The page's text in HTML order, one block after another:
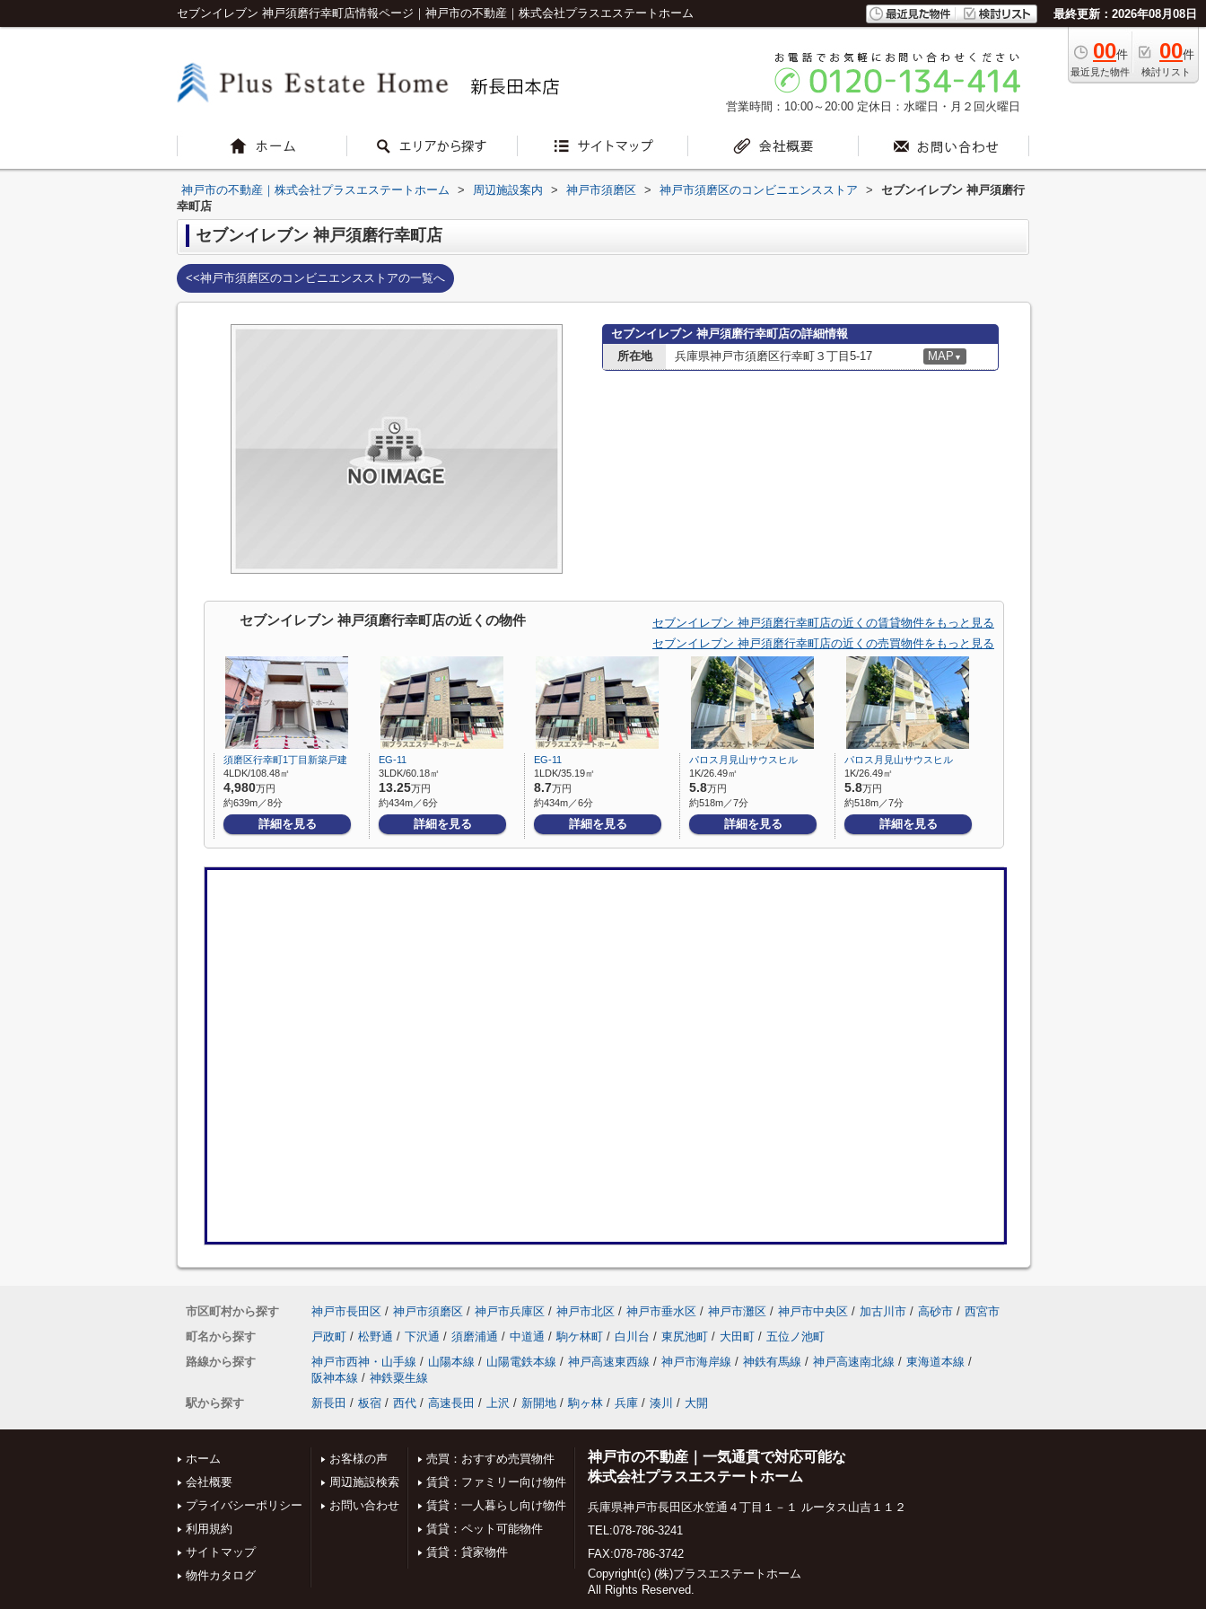
セブンイレブン 神戸須磨行幸町店情報ページ｜神戸市の不動産｜株式会社プラスエステートホーム 最終更新：2026年08月08日
00件
最近見た物件
00件
検討リスト
営業時間：10:00～20:00 定休日：水曜日・月２回火曜日
神戸市の不動産｜株式会社プラスエステートホーム > 周辺施設案内 > 神戸市須磨区 > 神戸市須磨区のコンビニエンスストア >
セブンイレブン 神戸須磨行
幸町店
セブンイレブン 神戸須磨行幸町店
<<神戸市須磨区のコンビニエンスストアの一覧へ
セブンイレブン 神戸須磨行幸町店の詳細情報
所在地
兵庫県神戸市須磨区行幸町３丁目5-17 MAP ▼
セブンイレブン 神戸須磨行幸町店の近くの物件
セブンイレブン 神戸須磨行幸町店の近くの賃貸物件をもっと見る
セブンイレブン 神戸須磨行幸町店の近くの売買物件をもっと見る
須磨区行幸町1丁目新築戸建
4LDK/108.48㎡
4,980万円
約639m／8分
詳細を見る
EG-11
3LDK/60.18㎡
13.25万円
約434m／6分
詳細を見る
EG-11
1LDK/35.19㎡
8.7万円
約434m／6分
詳細を見る
パロス月見山サウスヒル
1K/26.49㎡
5.8万円
約518m／7分
詳細を見る
パロス月見山サウスヒル
1K/26.49㎡
5.8万円
約518m／7分
詳細を見る
市区町村から探す 神戸市長田区 / 神戸市須磨区 / 神戸市兵庫区 / 神戸市北区 / 神戸市垂水区 / 神戸市灘区 / 神戸市中央区 / 加古川市 / 高砂市 / 西宮市
町名から探す
戸政町 / 松野通 / 下沢通 / 須磨浦通 / 中道通 / 駒ケ林町 / 白川台 / 東尻池町 / 大田町 / 五位ノ池町
路線から探す
神戸市西神・山手線 / 山陽本線 / 山陽電鉄本線 / 神戸高速東西線 / 神戸市海岸線 / 神鉄有馬線 / 神戸高速南北線 / 東海道本線 /
阪神本線 / 神鉄粟生線
駅から探す
新長田 / 板宿 / 西代 / 高速長田 / 上沢 / 新開地 / 駒ヶ林 / 兵庫 / 湊川 / 大開
ホーム
会社概要
プライバシーポリシー
利用規約
サイトマップ
物件カタログ
お客様の声
周辺施設検索
お問い合わせ
売買：おすすめ売買物件
賃貸：ファミリー向け物件
賃貸：一人暮らし向け物件
賃貸：ペット可能物件
賃貸：貸家物件
神戸市の不動産｜一気通貫で対応可能な
株式会社プラスエステートホーム
兵庫県神戸市長田区水笠通４丁目１－１ ルータス山吉１１２
TEL:078-786-3241
FAX:078-786-3742
Copyright(c) (株)プラスエステートホーム
All Rights Reserved.